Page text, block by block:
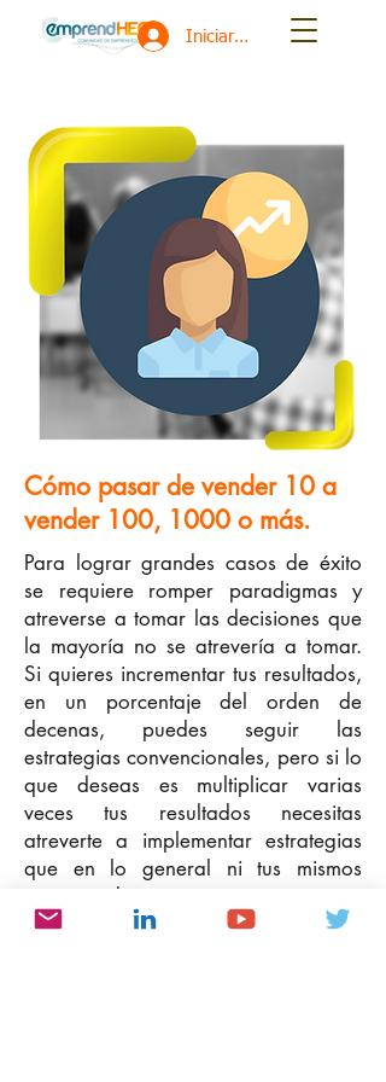
Iniciar sesión
Cómo pasar de vender 10 a
vender 100, 1000 o más.
Para lograr grandes casos de éxito
se requiere romper paradigmas y
atreverse a tomar las decisiones que
la mayoría no se atrevería a tomar.
Si quieres incrementar tus resultados,
en un porcentaje del orden de
decenas, puedes seguir las
estrategias convencionales, pero si lo
que deseas es multiplicar varias
veces tus resultados necesitas
atreverte a implementar estrategias
que en lo general ni tus mismos
asesores de proyectos conocen.